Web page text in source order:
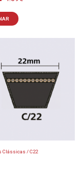
Clássicas / C22